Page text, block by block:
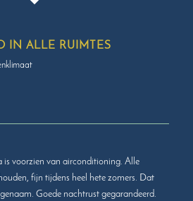
IN ALLE RUIMTES
is voorzien van airconditioning. Alle
fijn tijdens heel hete zomers. Dat
Goede nachtrust gegarandeerd.